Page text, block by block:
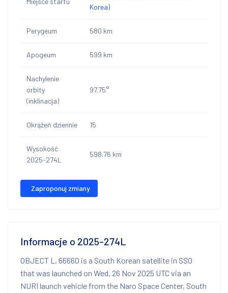
Korea)
Perygeum 580 km
Apogeum 599 km
Nachylenie
orbity
(inklinacja)
97.75°
Okrążeń dziennie 15
Wysokość
2025-274L
598.76 km
Zaproponuj zmiany
Informacje o 2025-274L
OBJECT L, 66660 is a South Korean satellite in SSO
that was launched on Wed, 26 Nov 2025 UTC via an
NURI launch vehicle from the Naro Space Center, South